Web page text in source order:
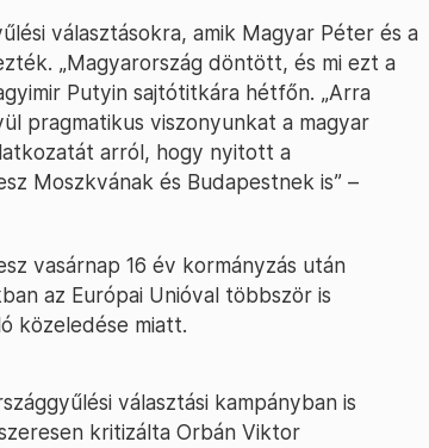
választásokra, amik Magyar Péter és a
„Magyarország döntött, és mi ezt a
Putyin sajtótitkára hétfőn. „Arra
pragmatikus viszonyunkat a magyar
arról, hogy nyitott a
Moszkvának és Budapestnek is” –
vasárnap 16 év kormányzás után
az Európai Unióval többször is
közeledése miatt.
választási kampányban is
kritizálta Orbán Viktor